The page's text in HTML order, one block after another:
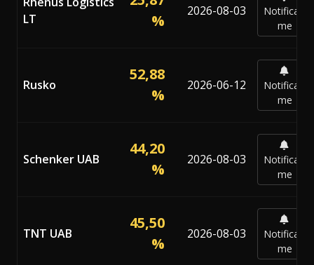
LT
%
2026-08-03
Notificar-
me
Rusko
52,88
%
2026-06-12
Notificar-
me
Schenker UAB
44,20
%
2026-08-03
Notificar-
me
TNT UAB
45,50
%
2026-08-03
Notificar-
me